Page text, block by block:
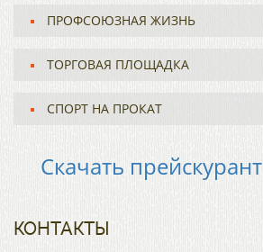
ПРОФСОЮЗНАЯ ЖИЗНЬ
ТОРГОВАЯ ПЛОЩАДКА
СПОРТ НА ПРОКАТ
Скачать прейскурант
КОНТАКТЫ